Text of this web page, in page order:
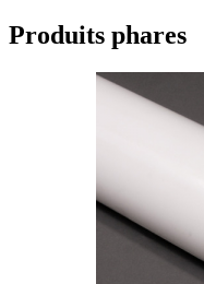
Produits phares